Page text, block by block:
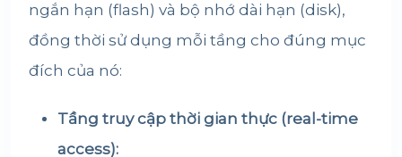
ngắn hạn (flash) và bộ nhớ dài hạn (disk),
đồng thời sử dụng mỗi tầng cho đúng mục
đích của nó:
Tầng truy cập thời gian thực (real-time
access):